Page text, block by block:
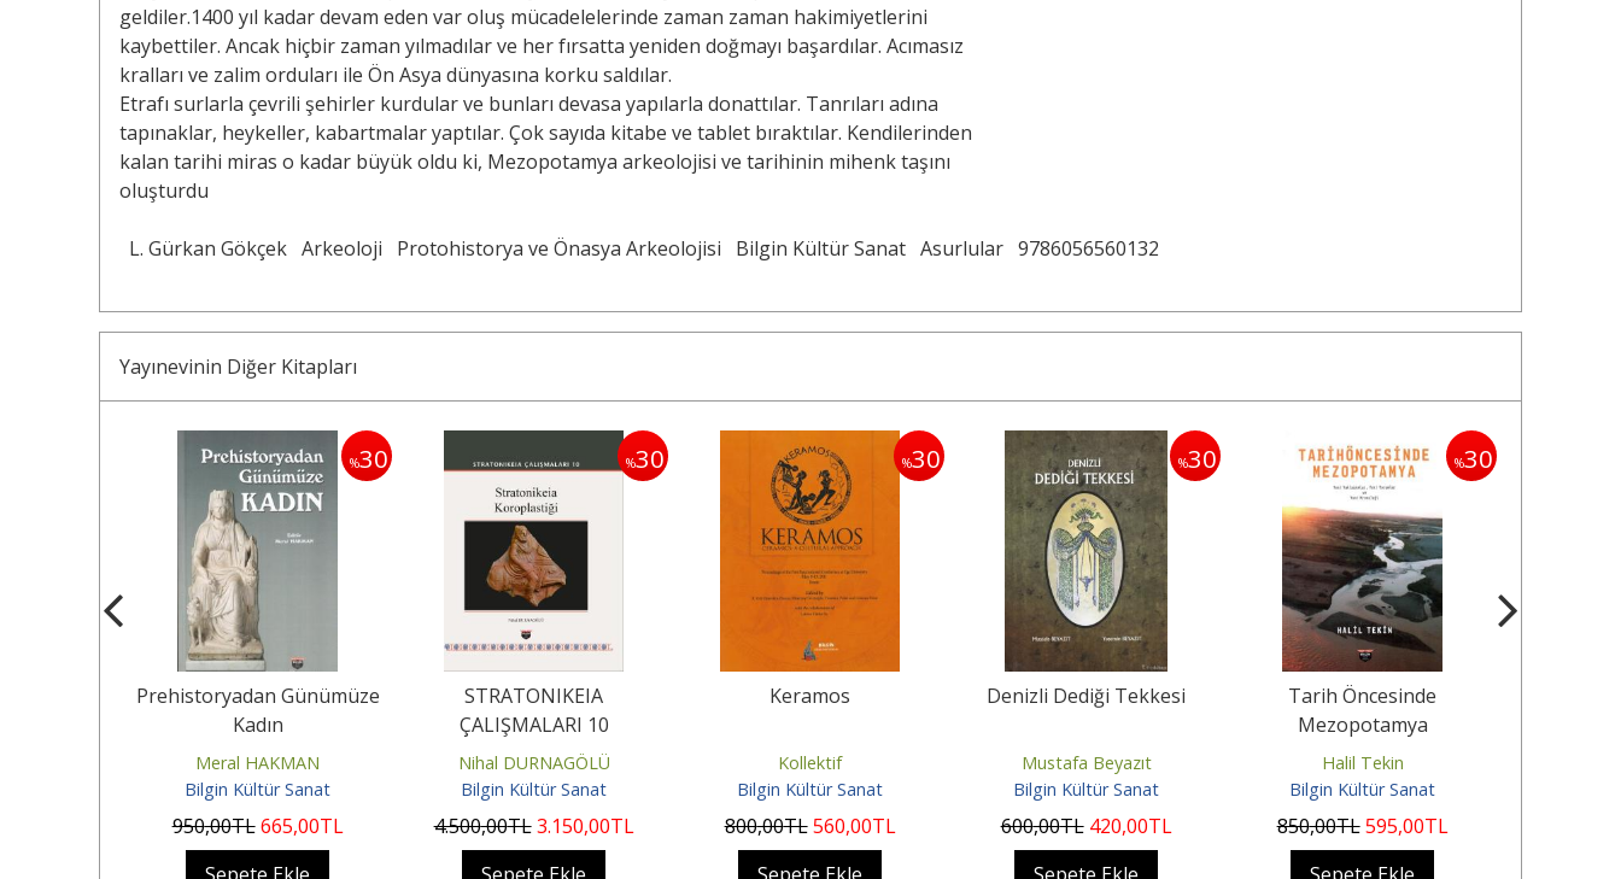
geldiler.1400 yıl kadar devam eden var oluş mücadelelerinde zaman zaman hakimiyetlerini
kaybettiler. Ancak hiçbir zaman yılmadılar ve her fırsatta yeniden doğmayı başardılar. Acımasız
kralları ve zalim orduları ile Ön Asya dünyasına korku saldılar.
Etrafı surlarla çevrili şehirler kurdular ve bunları devasa yapılarla donattılar. Tanrıları adına
tapınaklar, heykeller, kabartmalar yaptılar. Çok sayıda kitabe ve tablet bıraktılar. Kendilerinden
kalan tarihi miras o kadar büyük oldu ki, Mezopotamya arkeolojisi ve tarihinin mihenk taşını
oluşturdu
L. Gürkan Gökçek Arkeoloji Protohistorya ve Önasya Arkeolojisi Bilgin Kültür Sanat Asurlular 9786056560132
Yayınevinin Diğer Kitapları
%30
Prehistoryadan Günümüze
Kadın
Meral HAKMAN
Bilgin Kültür Sanat
950,00TL 665,00TL
%30
STRATONIKEIA
ÇALIŞMALARI 10
Nihal DURNAGÖLÜ
Bilgin Kültür Sanat
4.500,00TL 3.150,00TL
%30
Keramos
Kollektif
Bilgin Kültür Sanat
800,00TL 560,00TL
%30
Denizli Dediği Tekkesi
Mustafa Beyazıt
Bilgin Kültür Sanat
600,00TL 420,00TL
%30
Tarih Öncesinde
Mezopotamya
Halil Tekin
Bilgin Kültür Sanat
850,00TL 595,00TL